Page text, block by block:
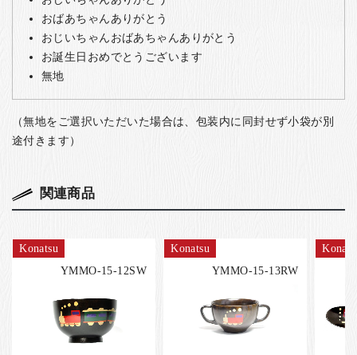
おばあちゃんありがとう
おじいちゃんおばあちゃんありがとう
お誕生日おめでとうございます
無地
（無地をご選択いただいた場合は、包装内に同封せず小袋が別
途付きます）
関連商品
Konatsu
YMMO-15-12SW
Konatsu
YMMO-15-13RW